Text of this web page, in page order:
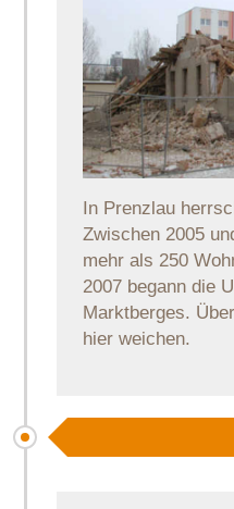
In Prenzlau
Zwischen 2005
mehr als 250
2007 begann die
Marktberges.
hier weichen.